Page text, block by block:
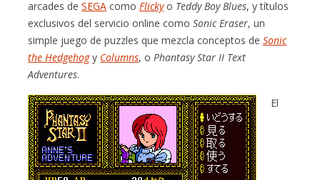
arcades deSEGA comoFlickyo Teddy Boy Blues, y títulos
exclusivos del servicio online comoSonic Eraser, un
simple juego de puzzles que mezcla conceptos deSonic
the Hedgehogy Columns, oPhantasy Star II Text
Adventures.
El